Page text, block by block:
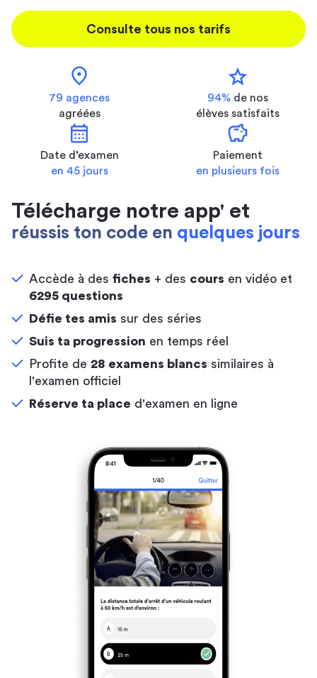
Consulte tous nos tarifs
location_on
79 agences
agréées
star
94% de nos
élèves satisfaits
calendar_month
Date d’examen
en 45 jours
savings
Paiement
en plusieurs fois
Télécharge notre app' et
réussis ton code en quelques jours
Accède à des fiches + des cours en vidéo et
6295 questions
Défie tes amis sur des séries
Suis ta progression en temps réel
Profite de 28 examens blancs similaires à
l'examen officiel
Réserve ta place d'examen en ligne